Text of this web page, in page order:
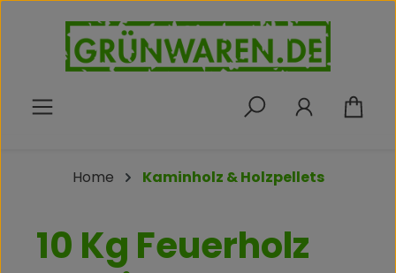
Zum Hauptinhalt springen
Home Kaminholz & Holzpellets
10 Kg Feuerholz